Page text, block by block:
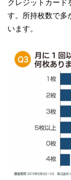
クレジットカード
す。所持枚数で多
います。